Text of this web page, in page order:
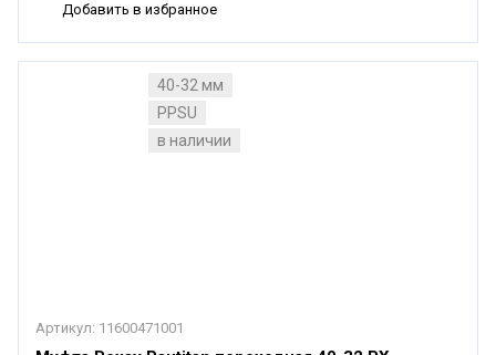
Добавить в избранное
40-32 мм
PPSU
в наличии
Артикул: 11600471001